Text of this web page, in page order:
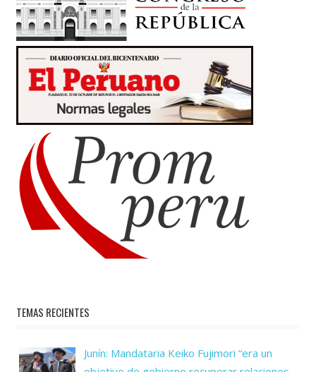
TEMAS RECIENTES
Junín: Mandataria Keiko Fujimori “era un